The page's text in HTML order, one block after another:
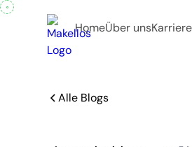
HomeÜber unsKarriere
Alle Blogs